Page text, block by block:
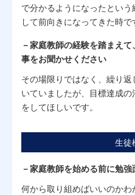
で分かるようになったとい
して前向きになってきた時で
－家庭教師の経験を踏まえ
事をお聞かせください
その場限りではなく、繰り
いていましたが、目標達成
をしてほしいです。
生徒
－家庭教師を始める前に勉
何から取り組めばいいのか